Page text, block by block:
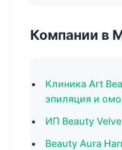
Компании в
Клиника Art
эпиляция и
ИП Beauty
Beauty Aura